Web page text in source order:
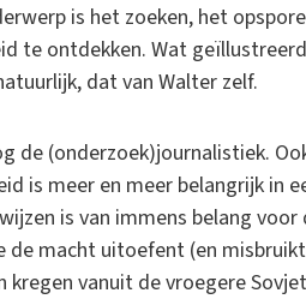
is het zoeken, het
te ontdekken. Wat
dat van Walter zelf.
de (onderzoek)journalistiek.
is meer en meer belangrijk in
is van immens belang
de macht uitoefent (en
kregen vanuit de vroegere